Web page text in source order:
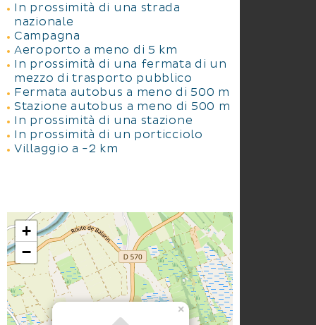
In prossimità di una strada
nazionale
Campagna
Aeroporto a meno di 5 km
In prossimità di una fermata di un
mezzo di trasporto pubblico
Fermata autobus a meno di 500 m
Stazione autobus a meno di 500 m
In prossimità di una stazione
In prossimità di un porticciolo
Villaggio a -2 km
×
+
−